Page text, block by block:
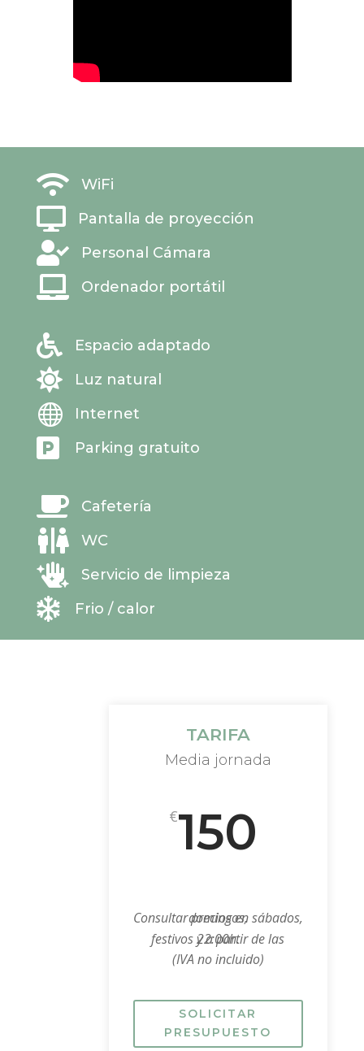
 WiFi
 Pantalla de proyección
 Personal Cámara
 Ordenador portátil
 Espacio adaptado
 Luz natural
 Internet
 Parking gratuito
 Cafetería
 WC
 Servicio de limpieza
 Frio / calor
TARIFA
Media jornada
€150
Consultar precios en sábados, domingos,
festivos y a partir de las 22:00h.
(IVA no incluido)
SOLICITAR
PRESUPUESTO